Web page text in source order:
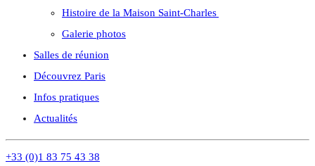
Histoire de la Maison Saint-Charles
Galerie photos
Salles de réunion
Découvrez Paris
Infos pratiques
Actualités
+33 (0)1 83 75 43 38